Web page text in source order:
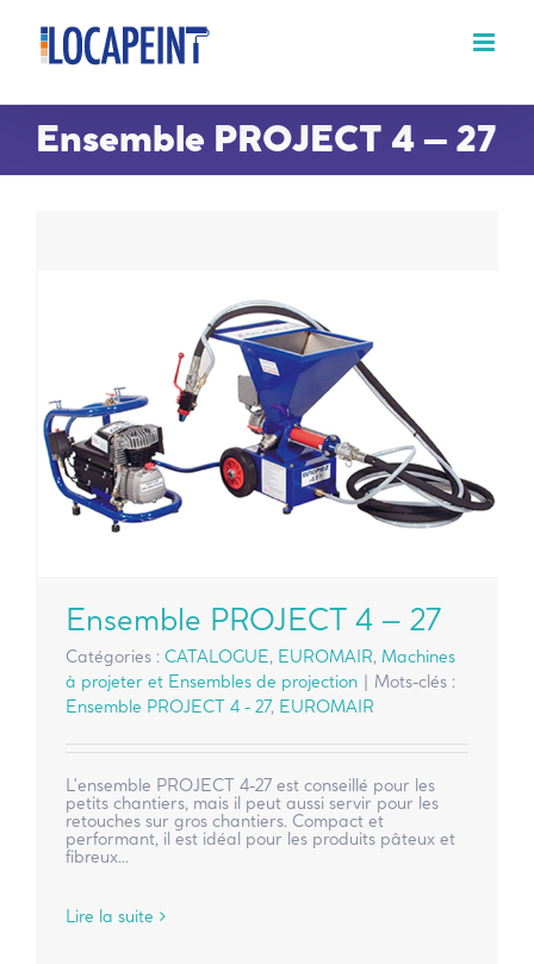
Passer
contenu
Ensemble PROJECT 4 – 27
Ensemble PROJECT 4 – 27
Catégories : CATALOGUE, EUROMAIR, Machines
à projeter et Ensembles de projection
Mots-clés :
Ensemble PROJECT 4 - 27, EUROMAIR
L'ensemble PROJECT 4-27 est conseillé pour les
petits chantiers, mais il peut aussi servir pour les
retouches sur gros chantiers. Compact et
performant, il est idéal pour les produits pâteux et
fibreux...
Lire la suite